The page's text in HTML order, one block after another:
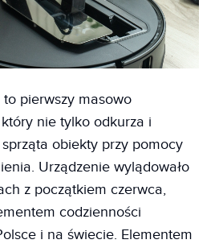
pierwszy masowo
nie tylko odkurza i
obiekty przy pomocy
Urządzenie wylądowało
z początkiem czerwca,
codzienności
i na świecie. Elementem